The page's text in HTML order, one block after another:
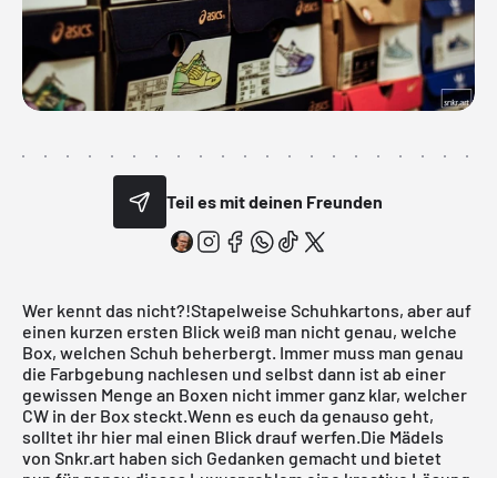
Teil es mit deinen Freunden
Wer kennt das nicht?!Stapelweise Schuhkartons, aber auf
einen kurzen ersten Blick weiß man nicht genau, welche
Box, welchen Schuh beherbergt. Immer muss man genau
die Farbgebung nachlesen und selbst dann ist ab einer
gewissen Menge an Boxen nicht immer ganz klar, welcher
CW in der Box steckt.Wenn es euch da genauso geht,
solltet ihr hier mal einen Blick drauf werfen.Die Mädels
von Snkr.art haben sich Gedanken gemacht und bietet